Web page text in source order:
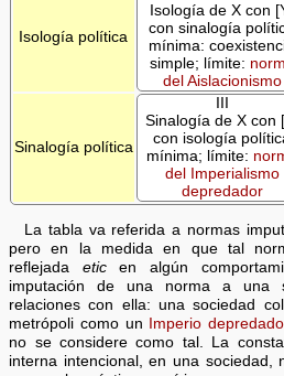
Isología política
Isología de X con
con sinalogía
mínima:
simple; límite:
del Aislacionismo
Sinalogía política
Sinalogía de X con
con isología
mínima; límite:
del Imperialismo
depredador
La tabla va referida a normas
pero en la medida en que tal
reflejada eticen algún
imputación de una norma a una
relaciones con ella: una sociedad
metrópoli como un Imperio
no se considere como tal. La
interna intencional, en una sociedad,